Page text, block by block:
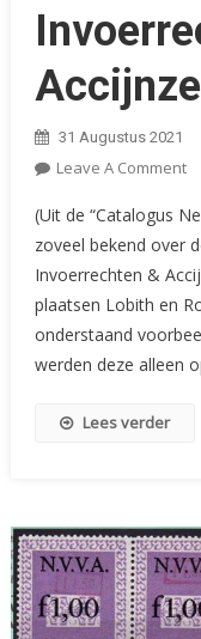
31 Augustus 2021
Leave A CommentOn
&
(Uit de “Catalogus
zoveel bekend over
Invoerrechten &
plaatsen Lobith en
onderstaand
werden deze alleen
Lees verder